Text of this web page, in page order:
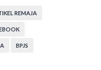
REMAJA
BPJS